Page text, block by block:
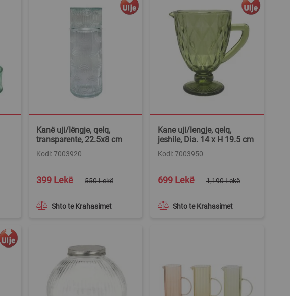
Kanë uji/lëngje, qelq,
transparente, 22.5x8 cm
Kodi: 7003920
Shto te Krahasimet
Special
Price
399 Lekë 550 Lekë
Kane uji/lengje, qelq,
jeshile, Dia. 14 x H 19.5 cm
Kodi: 7003950
Shto te Krahasimet
Special
Price
699 Lekë 1,190 Lekë